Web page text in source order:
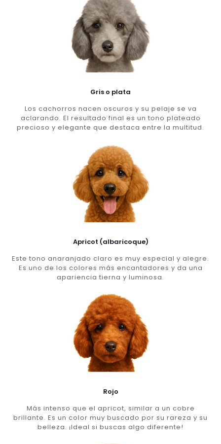
Gris o plata
Los cachorros nacen oscuros y su pelaje se va
aclarando. El resultado final es un tono plateado
precioso y elegante que destaca entre la multitud.
Apricot (albaricoque)
Este tono anaranjado claro es muy especial y alegre.
Es uno de los colores más encantadores y da una
apariencia tierna y luminosa.
Rojo
Más intenso que el apricot, similar a un cobre
brillante. Es un color muy buscado por su rareza y su
belleza. ¡Ideal si buscas algo diferente!